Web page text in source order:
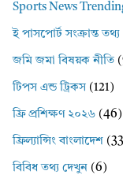
Sports News
ই পাসপোর্ট সংক্রান্ত তথ্য
জমি জমা বিষয়ক নীতি
টিপস এন্ড ট্রিকস (121)
ফ্রি প্রশিক্ষণ ২০২৬ (46)
ফ্রিল্যান্সিং বাংলাদেশ
বিবিধ তথ্য দেখুন (6)